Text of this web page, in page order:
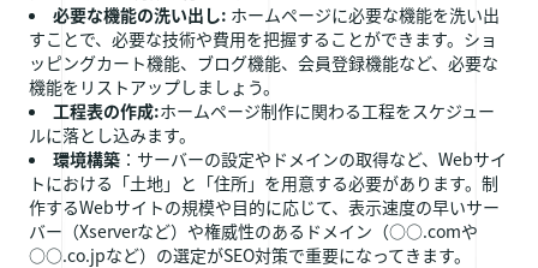
必要な機能の洗い出し: ホームページに必要な機能を洗い出
すことで、必要な技術や費用を把握することができます。ショ
ッピングカート機能、ブログ機能、会員登録機能など、必要な
機能をリストアップしましょう。
工程表の作成:ホームページ制作に関わる工程をスケジュー
ルに落とし込みます。
環境構築 ：サーバーの設定やドメインの取得など、Webサイ
トにおける「土地」と「住所」を用意する必要があります。制
作するWebサイトの規模や目的に応じて、表示速度の早いサー
バー（Xserverなど）や権威性のあるドメイン（○○.comや
○○.co.jpなど）の選定がSEO対策で重要になってきます。